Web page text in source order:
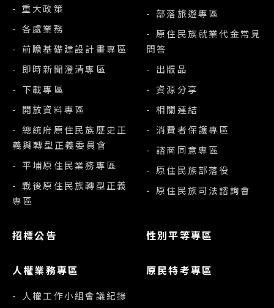
- 重大政策
- 各處業務
- 前瞻基礎建設計畫專區
- 即時新聞澄清專區
- 下載專區
- 開放資料專區
- 總統府原住民族歷史正
義與轉型正義委員會
- 平埔原住民業務專區
- 戰後原住民族轉型正義
專區
- 部落旅遊專區
- 原住民族就業代金常見
問答
- 出版品
- 資源分享
- 相關連結
- 消費者保護專區
- 諮商同意專區
- 原住民族部落役
- 原住民族司法諮詢會
招標公告 性別平等專區
人權業務專區
- 人權工作小組會議紀錄
原民特考專區